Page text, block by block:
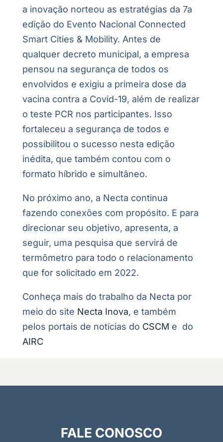
a inovação norteou as estratégias da 7a
edição do Evento Nacional Connected
Smart Cities & Mobility. Antes de
qualquer decreto municipal, a empresa
pensou na segurança de todos os
envolvidos e exigiu a primeira dose da
vacina contra a Covid-19, além de realizar
o teste PCR nos participantes. Isso
fortaleceu a segurança de todos e
possibilitou o sucesso nesta edição
inédita, que também contou com o
formato híbrido e simultâneo.
No próximo ano, a Necta continua
fazendo conexões com propósito. E para
direcionar seu objetivo, apresenta, a
seguir, uma pesquisa que servirá de
termômetro para todo o relacionamento
que for solicitado em 2022.
Conheça mais do trabalho da Necta por
meio do site Necta Inova, e também
pelos portais de notícias do CSCM e do
AIRC
FALE CONOSCO